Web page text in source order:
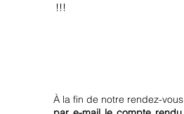
!!!
À la fin de notre rendez-